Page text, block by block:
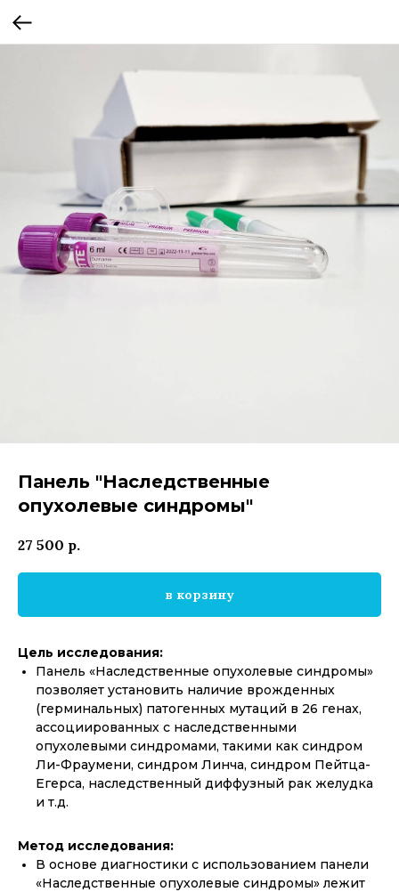
Панель "Наследственные
опухолевые синдромы"
27 500 р.
в корзину
Цель исследования:
Панель «Наследственные опухолевые синдромы»
позволяет установить наличие врожденных
(герминальных) патогенных мутаций в 26 генах,
ассоциированных с наследственными
опухолевыми синдромами, такими как синдром
Ли-Фраумени, синдром Линча, синдром Пейтца-
Егерса, наследственный диффузный рак желудка
и т.д.
Метод исследования:
В основе диагностики с использованием панели
«Наследственные опухолевые синдромы» лежит